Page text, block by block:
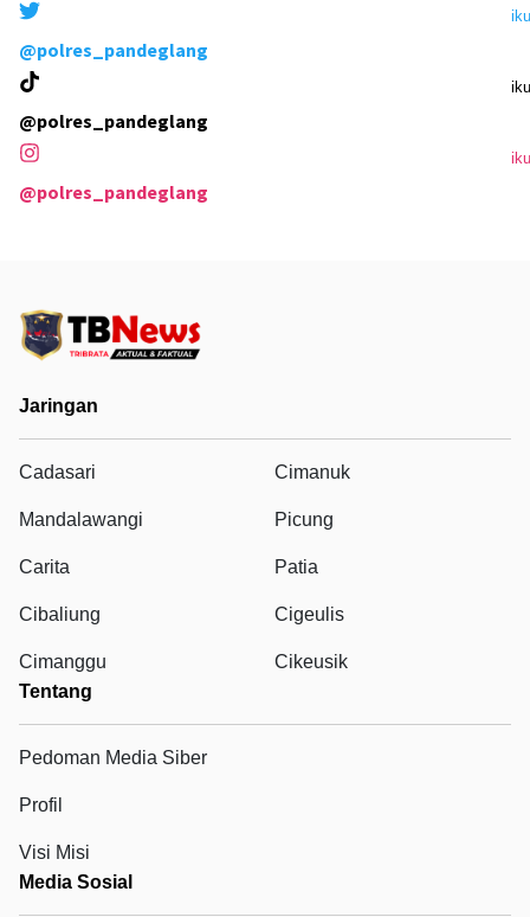
@polres_pandeglang
@polres_pandeglang
@polres_pandeglang
Jaringan
Cadasari Cimanuk
Mandalawangi Picung
Carita Patia
Cibaliung Cigeulis
Cimanggu
Cikeusik
Tentang
Pedoman Media Siber
Profil
Visi Misi
Media Sosial